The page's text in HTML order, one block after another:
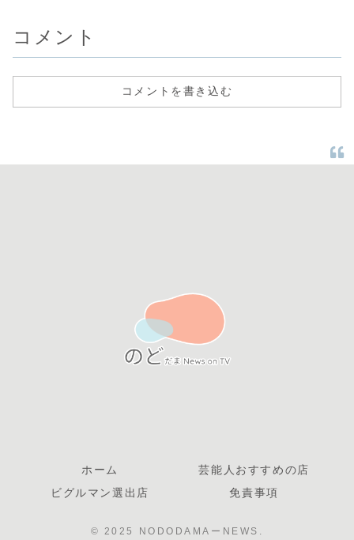
コメント
コメントを書き込む
ホーム
芸能人おすすめの店
ビグルマン選出店
免責事項
© 2025 NODODAMAーNEWS.